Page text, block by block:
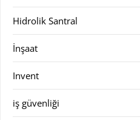
Hidrolik Santral
İnşaat
Invent
iş güvenliği